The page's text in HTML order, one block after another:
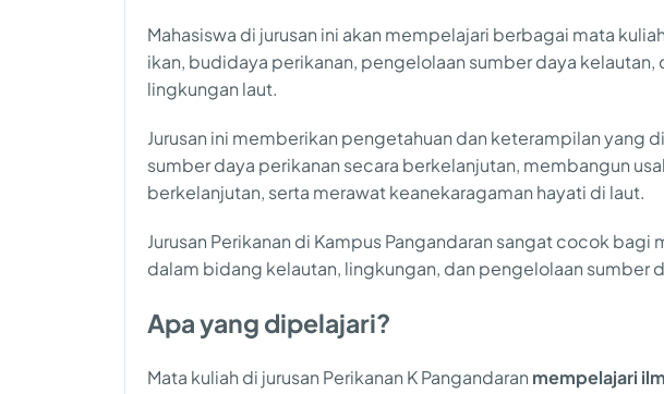
Mahasiswa di jurusan ini akan mempelajari berbagai mata
ikan, budidaya perikanan, pengelolaan sumber daya kelautan,
lingkungan laut.
Jurusan ini memberikan pengetahuan dan keterampilan yang
sumber daya perikanan secara berkelanjutan, membangun
berkelanjutan, serta merawat keanekaragaman hayati di laut.
Jurusan Perikanan di Kampus Pangandaran sangat cocok
dalam bidang kelautan, lingkungan, dan pengelolaan sumber
Apa yang dipelajari?
Mata kuliah di jurusan Perikanan K Pangandaran mempelajari